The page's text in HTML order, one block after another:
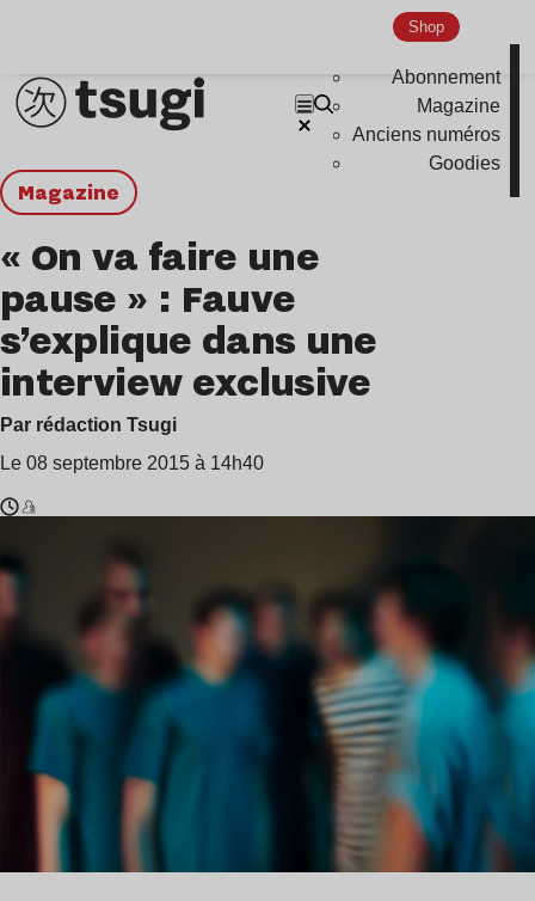
Shop
Abonnement
Magazine
Anciens numéros
Goodies
magazine
« On va faire une
pause » : Fauve
s’explique dans une
interview exclusive
Par rédaction Tsugi
Le 08 septembre 2015 à 14h40
de
: